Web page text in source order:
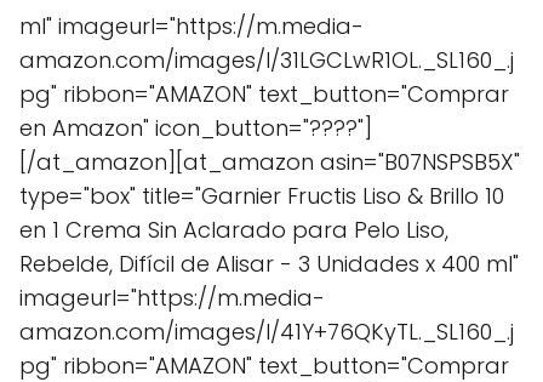
ml" imageurl="https://m.media-
amazon.com/images/I/31LGCLwR1OL._SL160_.j
pg" ribbon="AMAZON" text_button="Comprar
en Amazon" icon_button="????"]
[/at_amazon][at_amazon asin="B07NSPSB5X"
type="box" title="Garnier Fructis Liso & Brillo 10
en 1 Crema Sin Aclarado para Pelo Liso,
Rebelde, Difícil de Alisar - 3 Unidades x 400 ml"
imageurl="https://m.media-
amazon.com/images/I/41Y+76QKyTL._SL160_.j
pg" ribbon="AMAZON" text_button="Comprar